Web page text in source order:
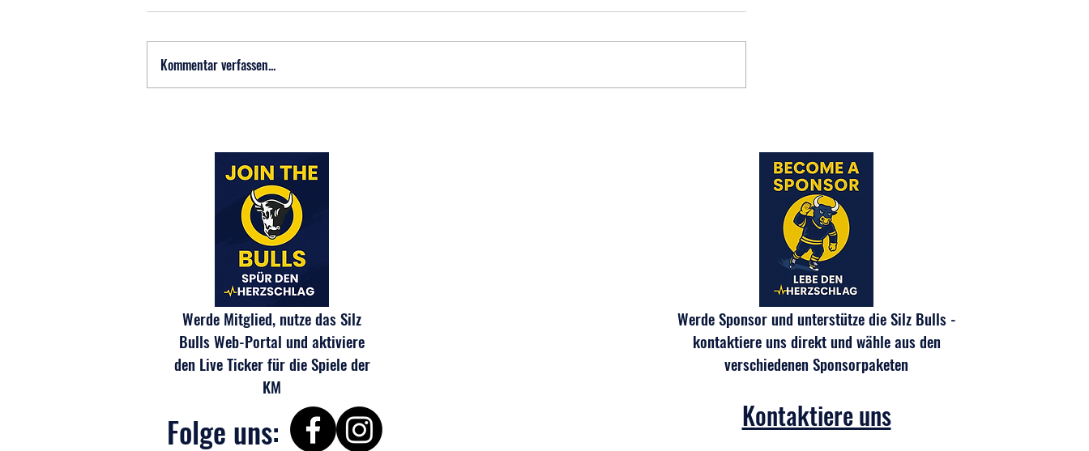
Silz Bulls 🐂
Kommentar verfassen...
Werde Mitglied, nutze das Silz
Bulls Web-Portal und aktiviere
den Live Ticker für die Spiele der
KM
Folge uns:
Werde Sponsor und unterstütze die Silz Bulls -
kontaktiere uns direkt und wähle aus den
verschiedenen Sponsorpaketen
Kontaktiere uns